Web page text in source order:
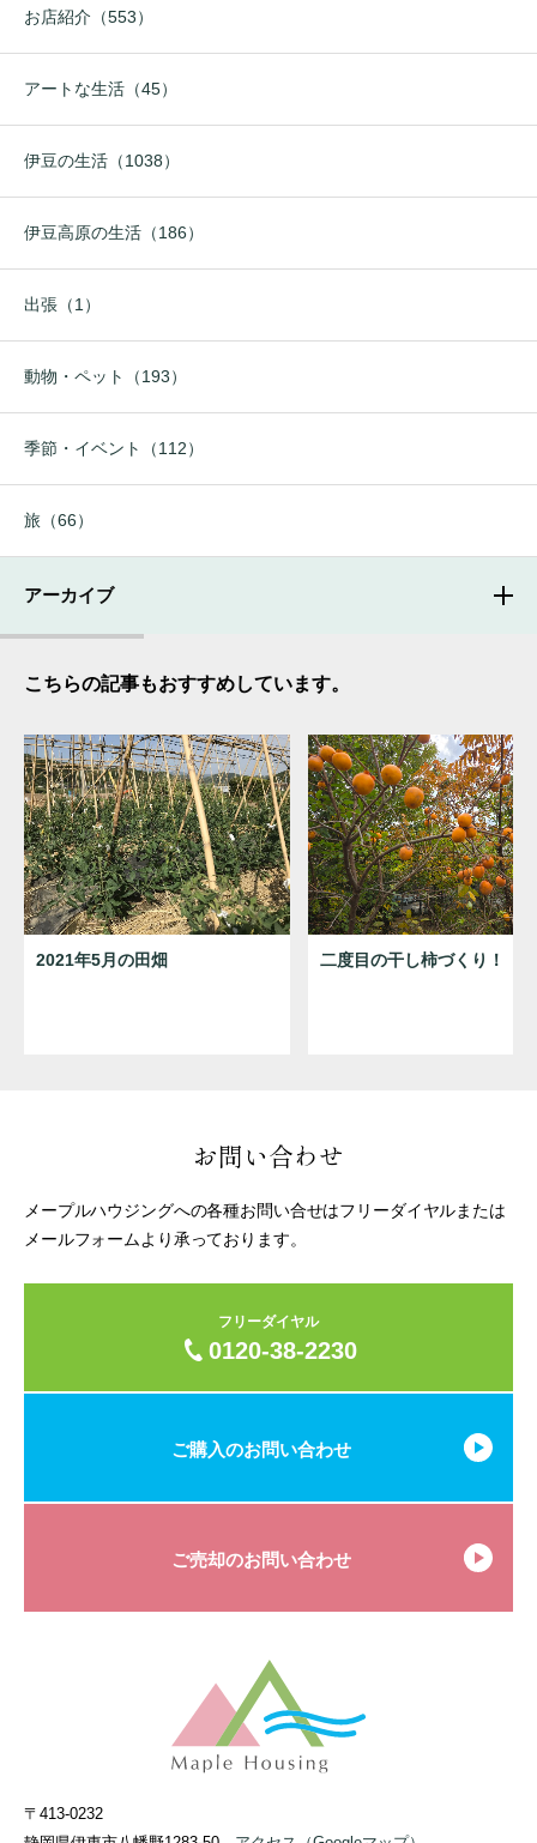
お店紹介（553）
アートな生活（45）
伊豆の生活（1038）
伊豆高原の生活（186）
出張（1）
動物・ペット（193）
季節・イベント（112）
旅（66）
アーカイブ
こちらの記事もおすすめしています。
2021年5月の田畑 二度目の干し柿づくり！
お問い合わせ
メープルハウジングへの各種お問い合せはフリーダイヤルまたは
メールフォームより承っております。
フリーダイヤル
0120-38-2230
ご購入のお問い合わせ
ご売却のお問い合わせ
〒413-0232